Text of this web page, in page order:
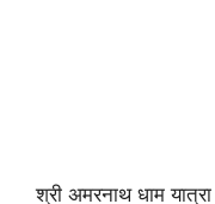
श्री अमरनाथ धाम यात्रा